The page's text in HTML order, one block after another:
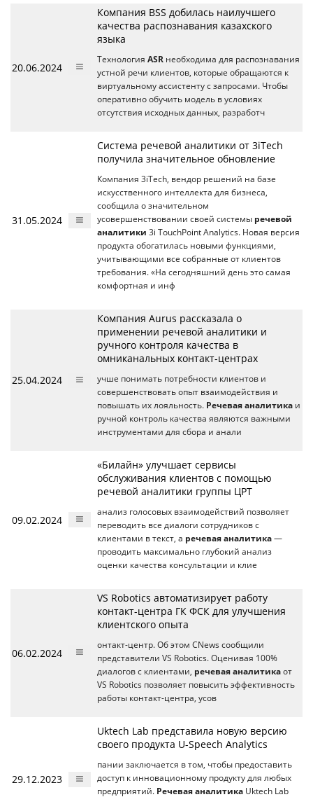
20.06.2024
Компания BSS добилась наилучшего
качества распознавания казахского
языка
Технология ASR необходима для распознавания
устной речи клиентов, которые обращаются к
виртуальному ассистенту с запросами. Чтобы
оперативно обучить модель в условиях
отсутствия исходных данных, разработч
31.05.2024
Система речевой аналитики от 3iTech
получила значительное обновление
Компания 3iTech, вендор решений на базе
искусственного интеллекта для бизнеса,
сообщила о значительном
усовершенствовании своей системы речевой
аналитики 3i TouchPoint Analytics. Новая версия
продукта обогатилась новыми функциями,
учитывающими все собранные от клиентов
требования. «На сегодняшний день это самая
комфортная и инф
25.04.2024
Компания Aurus рассказала о
применении речевой аналитики и
ручного контроля качества в
омниканальных контакт-центрах
учше понимать потребности клиентов и
совершенствовать опыт взаимодействия и
повышать их лояльность. Речевая аналитика и
ручной контроль качества являются важными
инструментами для сбора и анали
09.02.2024
«Билайн» улучшает сервисы
обслуживания клиентов с помощью
речевой аналитики группы ЦРТ
анализ голосовых взаимодействий позволяет
переводить все диалоги сотрудников с
клиентами в текст, а речевая аналитика —
проводить максимально глубокий анализ
оценки качества консультации и клие
06.02.2024
VS Robotics автоматизирует работу
контакт-центра ГК ФСК для улучшения
клиентского опыта
онтакт-центр. Об этом CNews сообщили
представители VS Robotics. Оценивая 100%
диалогов с клиентами, речевая аналитика от
VS Robotics позволяет повысить эффективность
работы контакт-центра, усов
29.12.2023
Uktech Lab представила новую версию
своего продукта U-Speech Analytics
пании заключается в том, чтобы предоставить
доступ к инновационному продукту для любых
предприятий. Речевая аналитика Uktech Lab